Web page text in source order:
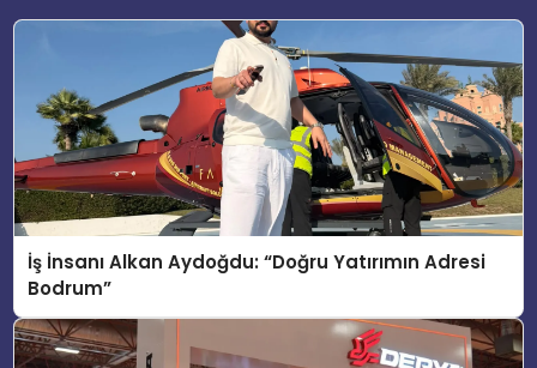
İş İnsanı Alkan Aydoğdu: “Doğru Yatırımın Adresi
Bodrum”